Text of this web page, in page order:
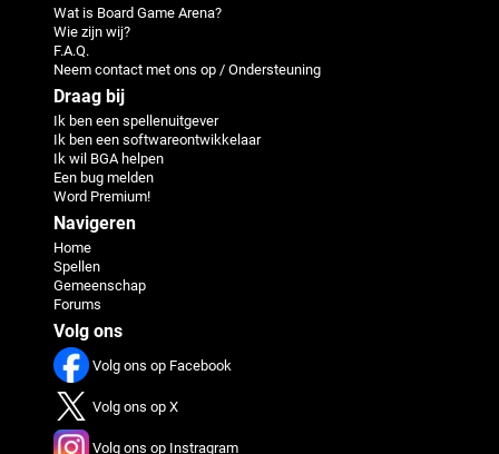
Wat is Board Game Arena?
Wie zijn wij?
F.A.Q.
Neem contact met ons op / Ondersteuning
Draag bij
Ik ben een spellenuitgever
Ik ben een softwareontwikkelaar
Ik wil BGA helpen
Een bug melden
Word Premium!
Navigeren
Home
Spellen
Gemeenschap
Forums
Volg ons
Volg ons op Facebook
Volg ons op X
Volg ons op Instragram